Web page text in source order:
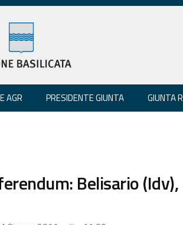
AGR PRESIDENTE GIUNTA GIUNTA
Belisario